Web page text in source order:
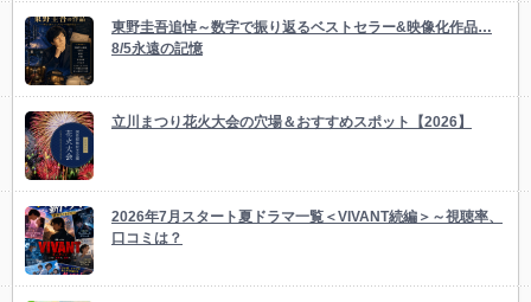
東野圭吾追悼～数字で振り返るベストセラー&映像化作品…
8/5永遠の記憶
立川まつり花火大会の穴場＆おすすめスポット【2026】
2026年7月スタート夏ドラマ一覧＜VIVANT続編＞～視聴率、
口コミは？